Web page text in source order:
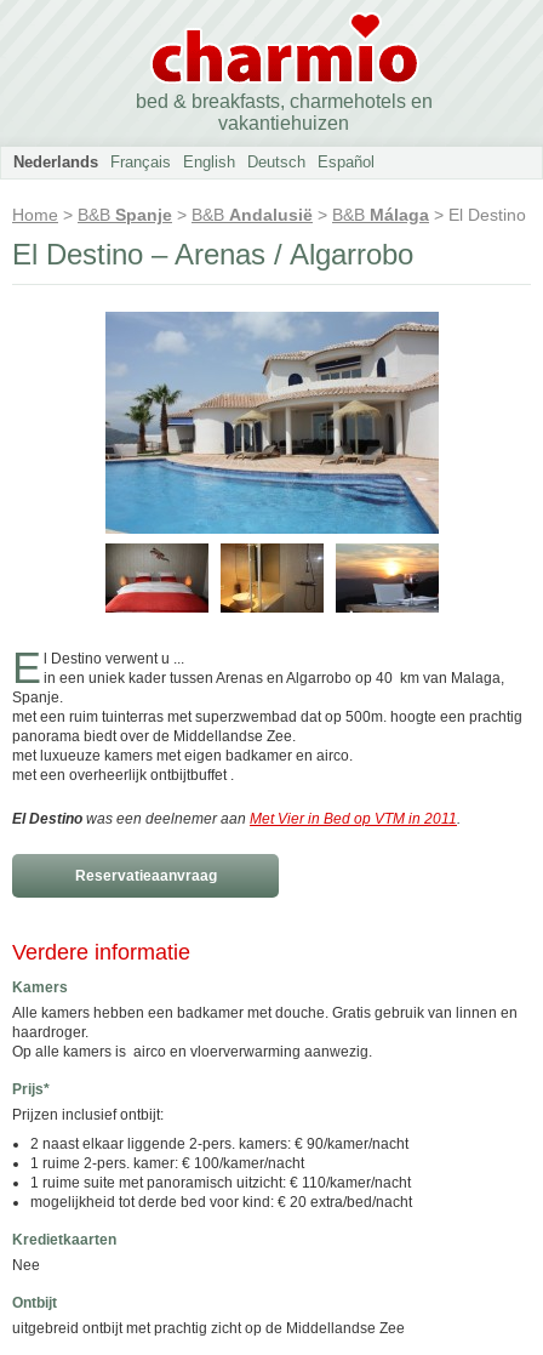
bed & breakfasts, charmehotels en
vakantiehuizen
Nederlands Français English Deutsch Español
Home > B&B Spanje > B&B Andalusië > B&B Málaga > El Destino
El Destino – Arenas / Algarrobo
E
l Destino verwent u ...
in een uniek kader tussen Arenas en Algarrobo op 40 km van Malaga,
Spanje.
met een ruim tuinterras met superzwembad dat op 500m. hoogte een prachtig
panorama biedt over de Middellandse Zee.
met luxueuze kamers met eigen badkamer en airco.
met een overheerlijk ontbijtbuffet .
El Destino was een deelnemer aan Met Vier in Bed op VTM in 2011.
Reservatieaanvraag
Verdere informatie
Kamers
Alle kamers hebben een badkamer met douche. Gratis gebruik van linnen en
haardroger.
Op alle kamers is airco en vloerverwarming aanwezig.
Prijs*
Prijzen inclusief ontbijt:
2 naast elkaar liggende 2-pers. kamers: € 90/kamer/nacht
1 ruime 2-pers. kamer: € 100/kamer/nacht
1 ruime suite met panoramisch uitzicht: € 110/kamer/nacht
mogelijkheid tot derde bed voor kind: € 20 extra/bed/nacht
Kredietkaarten
Nee
Ontbijt
uitgebreid ontbijt met prachtig zicht op de Middellandse Zee